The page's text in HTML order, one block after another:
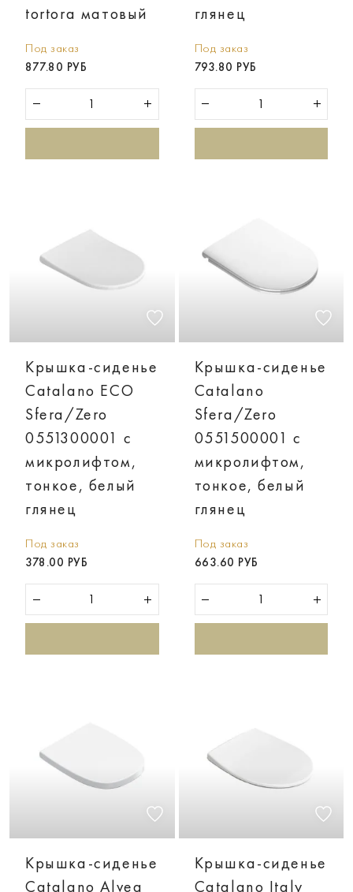
tortora матовый
Под заказ
877.80 РУБ
глянец
Под заказ
793.80 РУБ
Крышка-сиденье
Catalano ECO
Sfera/Zero
0551300001 с
микролифтом,
тонкое, белый
глянец
Под заказ
378.00 РУБ
Крышка-сиденье
Catalano
Sfera/Zero
0551500001 с
микролифтом,
тонкое, белый
глянец
Под заказ
663.60 РУБ
Крышка-сиденье
Catalano Alvea
Крышка-сиденье
Catalano Italy